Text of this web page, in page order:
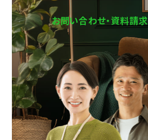
お問い合わせ・資料請求